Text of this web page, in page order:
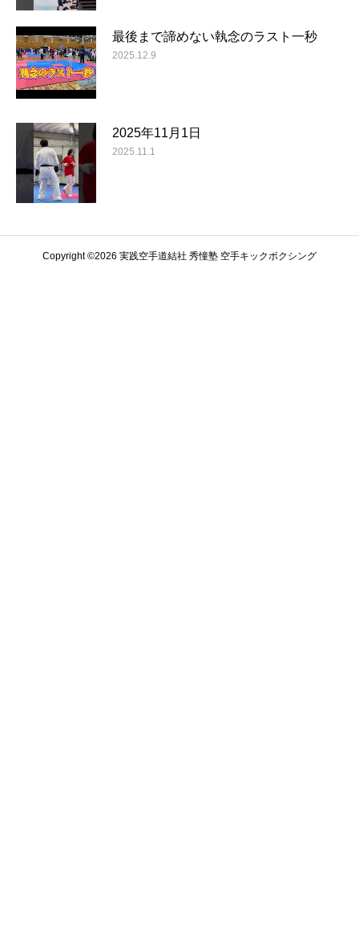
最後まで諦めない執念のラスト一秒
2025.12.9
2025年11月1日
2025.11.1
Copyright ©️2026 実践空手道結社 秀憧塾 空手キックボクシング